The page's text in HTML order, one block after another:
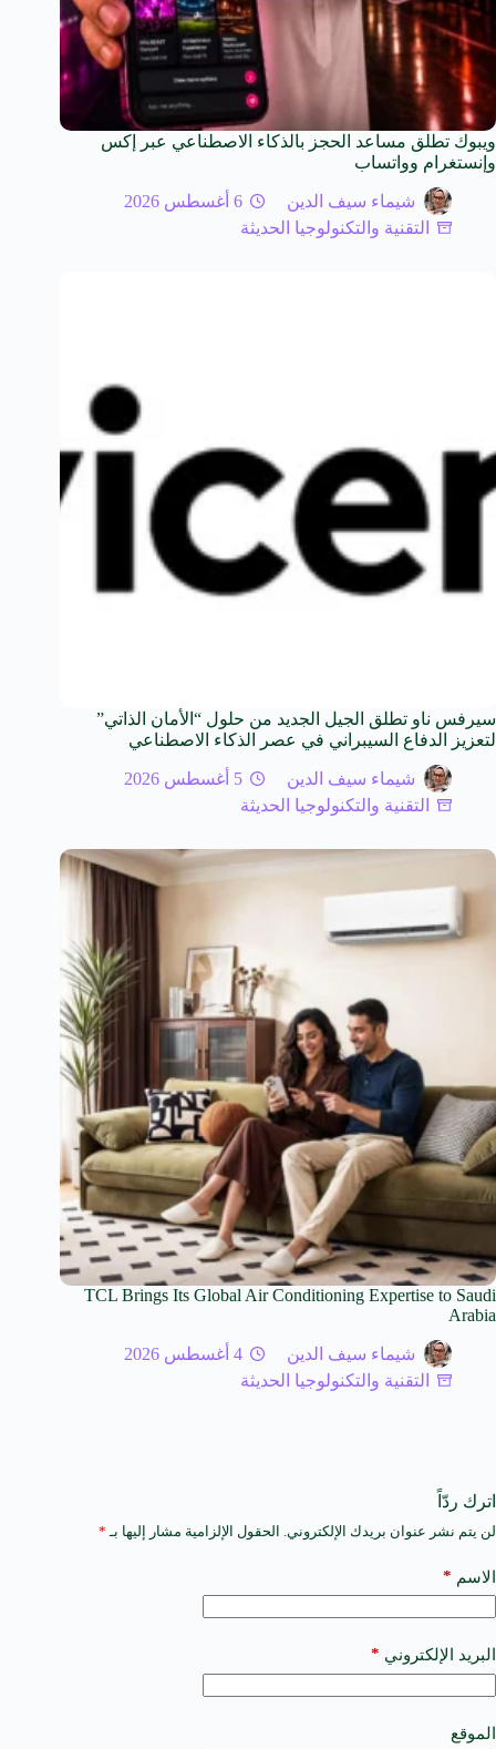
ويبوك تطلق مساعد الحجز بالذكاء الاصطناعي عبر إكس
وإنستغرام وواتساب
شيماء سيف الدين
6 أغسطس 2026
التقنية والتكنولوجيا الحديثة
سيرفس ناو تطلق الجيل الجديد من حلول “الأمان الذاتي”
لتعزيز الدفاع السيبراني في عصر الذكاء الاصطناعي
شيماء سيف الدين
5 أغسطس 2026
التقنية والتكنولوجيا الحديثة
TCL Brings Its Global Air Conditioning Expertise to Saudi
Arabia
شيماء سيف الدين
4 أغسطس 2026
التقنية والتكنولوجيا الحديثة
اترك ردّاً
لن يتم نشر عنوان بريدك الإلكتروني. الحقول الإلزامية مشار إليها بـ *
الاسم *
البريد الإلكتروني *
الموقع
A
t
e
a
t
i
e